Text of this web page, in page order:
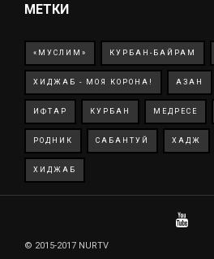
МЕТКИ
«МУСЛИМ» КУРБАН-БАЙРАМ
ХИДЖАБ - МОЯ КОРОНА! АЗАН
ИФТАР КУРБАН МЕДРЕСЕ
РОДНИК САБАНТУЙ ХАДЖ
ХИДЖАБ
© 2015-2017 NURTV